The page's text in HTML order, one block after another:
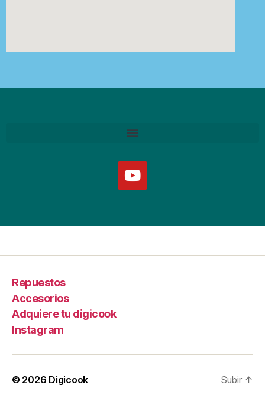
Repuestos
Accesorios
Adquiere tu digicook
Instagram
© 2026 Digicook Subir ↑